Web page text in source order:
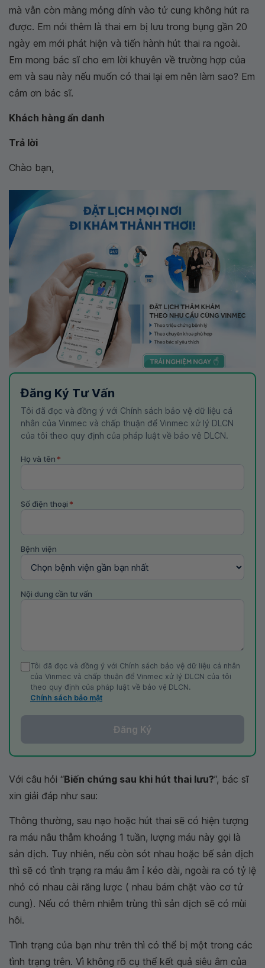
mà vẫn còn màng mỏng dính vào tử cung không hút ra
được. Em nói thêm là thai em bị lưu trong bụng gần 20
ngày em mới phát hiện và tiến hành hút thai ra ngoài.
Em mong bác sĩ cho em lời khuyên về trường hợp của
em và sau này nếu muốn có thai lại em nên làm sao? Em
cảm ơn bác sĩ.
Khách hàng ẩn danh
Trả lời
Chào bạn,
Đăng Ký Tư Vấn
Tôi đã đọc và đồng ý với Chính sách bảo vệ dữ liệu cá
nhân của Vinmec và chấp thuận để Vinmec xử lý DLCN
của tôi theo quy định của pháp luật về bảo vệ DLCN.
Họ và tên *
Số điện thoại *
Bệnh viện
Nội dung cần tư vấn
Tôi đã đọc và đồng ý với Chính sách bảo vệ dữ liệu cá nhân
của Vinmec và chấp thuận để Vinmec xử lý DLCN của tôi
theo quy định của pháp luật về bảo vệ DLCN.
Chính sách bảo mật
Đăng Ký
Với câu hỏi “Biến chứng sau khi hút thai lưu?”, bác sĩ
xin giải đáp như sau:
Thông thường, sau nạo hoặc hút thai sẽ có hiện tượng
ra máu nâu thẫm khoảng 1 tuần, lượng máu này gọi là
sản dịch. Tuy nhiên, nếu còn sót nhau hoặc bế sản dịch
thì sẽ có tình trạng ra máu âm ỉ kéo dài, ngoài ra có tỷ lệ
nhỏ có nhau cài răng lược ( nhau bám chặt vào cơ tử
cung). Nếu có thêm nhiễm trùng thì sản dịch sẽ có mùi
hôi.
Tình trạng của bạn như trên thì có thể bị một trong các
tình trạng trên. Vì không rõ cụ thể kết quả siêu âm của